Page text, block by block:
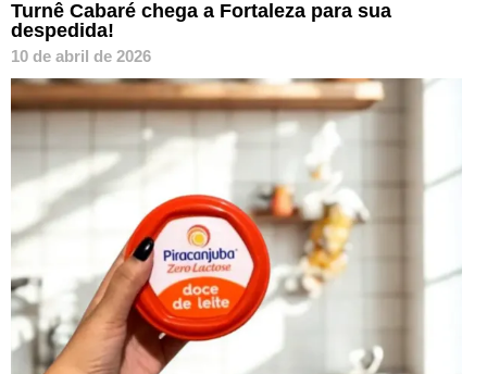
Turnê Cabaré chega a Fortaleza para sua
despedida!
10 de abril de 2026